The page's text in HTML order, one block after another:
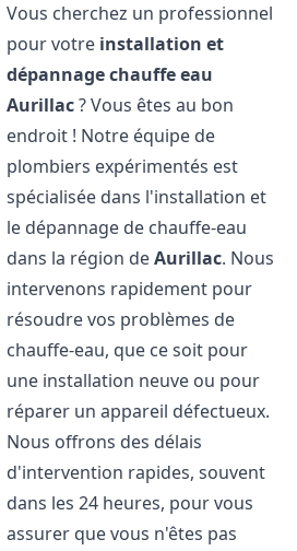
Vous cherchez un professionnel
pour votre installation et
dépannage chauffe eau
Aurillac? Vous êtes au bon
endroit ! Notre équipe de
plombiers expérimentés est
spécialisée dans l'installation et
le dépannage de chauffe-eau
dans la région deAurillac. Nous
intervenons rapidement pour
résoudre vos problèmes de
chauffe-eau, que ce soit pour
une installation neuve ou pour
réparer un appareil défectueux.
Nous offrons des délais
d'intervention rapides, souvent
dans les 24 heures, pour vous
assurer que vous n'êtes pas